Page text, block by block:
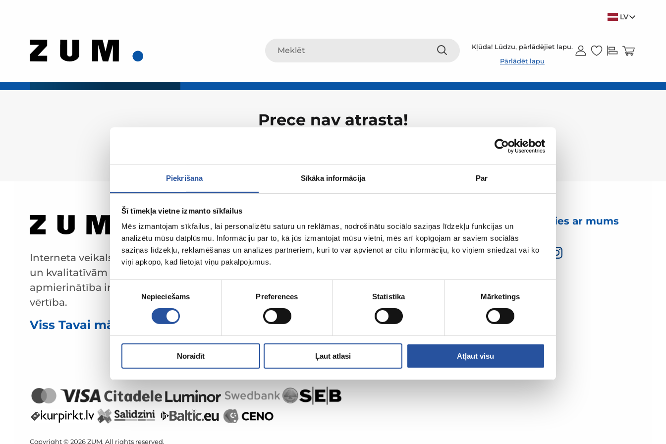
Piekrišana Sīkāka informācija Par
Šī tīmekļa vietne izmanto sīkfailus
Mēs izmantojam sīkfailus, lai personalizētu saturu un reklāmas, nodrošinātu sociālo saziņas līdzekļu funkcijas un
analizētu mūsu datplūsmu. Informāciju par to, kā jūs izmantojat mūsu vietni, mēs arī kopīgojam ar saviem sociālās
saziņas līdzekļu, reklamēšanas un analīzes partneriem, kuri to var apvienot ar citu informāciju, ko viņiem sniedzat vai ko
viņi apkopo, kad lietojat viņu pakalpojumus.
Piekrišanas
Nepieciešams Preferences Statistika Mārketings
Noraidīt Ļaut atlasi Atļaut visu
LV
Kļūda! Lūdzu, pārlādējiet lapu.
Pārlādēt lapu
Prece nav atrasta!
Interneta veikals ar izdevīgām cenām
un kvalitatīvām precēm, kur klienta
apmierinātība ir mūsu galvenā
vērtība.
Viss Tavai mājai un dārzam!
Par ZUM Iepirkšanās Sazinies ar mums
Copyright © 2026 ZUM. All rights reserved.